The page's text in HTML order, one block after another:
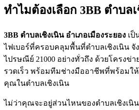
ทำไมต้องเลือก 3BB ตำบลเ
3BB ตำบลเชิงเนิน อำเภอเมืองระยอง เป็
ไฟเบอร์ที่ครอบคลุมพื้นที่ตำบลเชิงเนิน จั
ไปรษณีย์ 21000 อย่างทั่วถึง ด้วยโครงข่า
รวดเร็ว พร้อมทีมช่างมืออาชีพที่พร้อมใ
คุณในตำบลเชิงเนิน
ไม่ว่าคุณจะอยู่ส่วนไหนของตำบลเชิงเนิน